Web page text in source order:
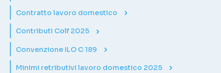
Contratto lavoro domestico
Contributi Colf 2025
Convenzione ILO C 189
Minimi retributivi lavoro domestico 2025